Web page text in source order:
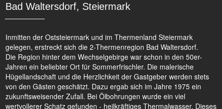
Bad Waltersdorf, Steiermark
Inmitten der Oststeiermark und im Thermenland Steiermark
gelegen, erstreckt sich die 2-Thermenregion Bad Waltersdorf.
Die Region hinter dem Wechselgebirge war schon in den 50er-
Jahren ein beliebter Ort für Sommerfrischler. Die malerische
Hügellandschaft und die Herzlichkeit der Gastgeber werden stets
von den Gästen geschätzt. Dazu ergab sich im Jahre 1975 ein
zukunftsweisender Zufall. Bei Ölbohrungen wurde ein viel
wertvollerer Schatz gefunden - heilkräftiges Thermalwasser. Dieses